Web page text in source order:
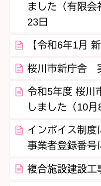
ました（有限会
23日
【令和6年1月
桜川市新庁舎
令和5年度 桜川
しました（10月
インボイス制度
事業者登録番号
複合施設建設工